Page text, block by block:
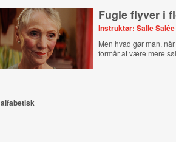
Fugle flyver i
Instruktør: Salle Salée
Men hvad gør man,
formår at være mere
alfabetisk